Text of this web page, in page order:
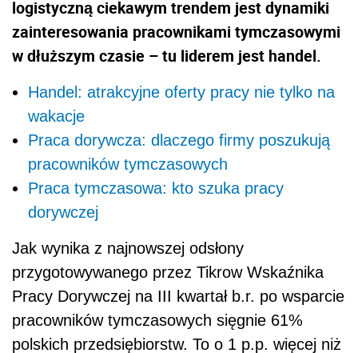
logistyczną ciekawym trendem jest dynamiki
zainteresowania pracownikami tymczasowymi
w dłuższym czasie – tu liderem jest handel.
Handel: atrakcyjne oferty pracy nie tylko na
wakacje
Praca dorywcza: dlaczego firmy poszukują
pracowników tymczasowych
Praca tymczasowa: kto szuka pracy
dorywczej
Jak wynika z najnowszej odsłony
przygotowywanego przez Tikrow Wskaźnika
Pracy Dorywczej na III kwartał b.r. po wsparcie
pracowników tymczasowych sięgnie 61%
polskich przedsiębiorstw. To o 1 p.p. więcej niż